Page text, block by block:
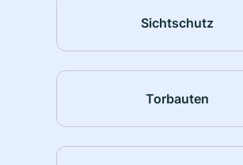
Sichtschutz
Torbauten